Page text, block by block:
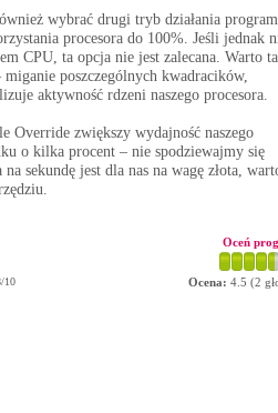
wybrać drugi tryb działania
procesora do 100%. Jeśli jednak
CPU, ta opcja nie jest zalecana. Warto
poszczególnych kwadracików,
aktywność rdzeni naszego procesora.
Override zwiększy wydajność naszego
o kilka procent – nie spodziewajmy się
sekundę jest dla nas na wagę złota,
10
Oceń
Ocena: 4.5 (2